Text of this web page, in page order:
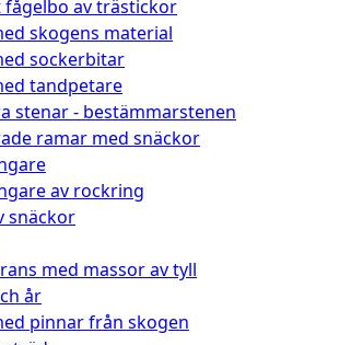
fågelbo av trästickor
skogens material
sockerbitar
tandpetare
stenar - bestämmarstenen
ramar med snäckor
av rockring
snäckor
med massor av tyll
år
pinnar från skogen